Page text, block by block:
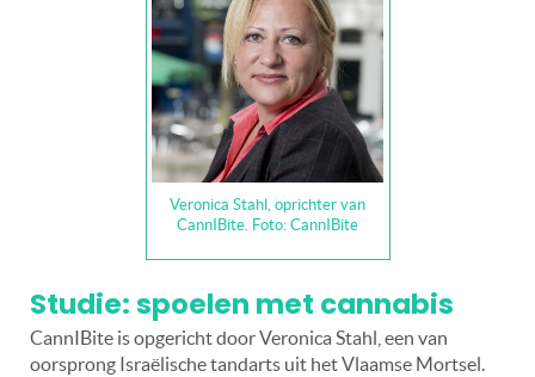
Veronica Stahl, oprichter van
CannIBite. Foto: CannIBite
Studie: spoelen met cannabis
CannIBite is opgericht door Veronica Stahl, een van
oorsprong Israëlische tandarts uit het Vlaamse Mortsel.